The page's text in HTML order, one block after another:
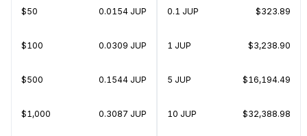
$50 0.0154 JUP
$100 0.0309 JUP
$500 0.1544 JUP
$1,000 0.3087 JUP
0.1 JUP $323.89
1 JUP $3,238.90
5 JUP $16,194.49
10 JUP $32,388.98